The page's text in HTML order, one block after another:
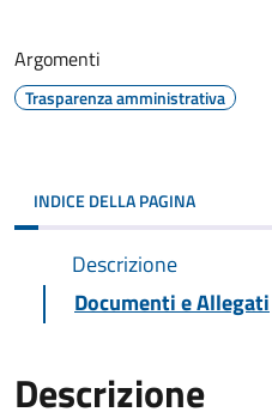
Argomenti
Trasparenza amministrativa
INDICE DELLA PAGINA
Descrizione
Documenti e Allegati
Descrizione